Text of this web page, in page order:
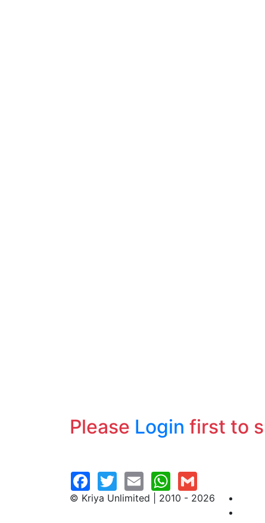
Please Login first to
© Kriya Unlimited | 2010 - 2026